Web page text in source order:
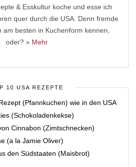
& Esskultur koche und esse ich
quer durch die USA. Denn fremde
am besten in Kuchenform kennen,
oder? » Mehr
10 USA REZEPTE
(Pfannkuchen) wie in den USA
(Schokoladenkekse)
Cinnabon (Zimtschnecken)
(a la Jamie Oliver)
den Südstaaten (Maisbrot)